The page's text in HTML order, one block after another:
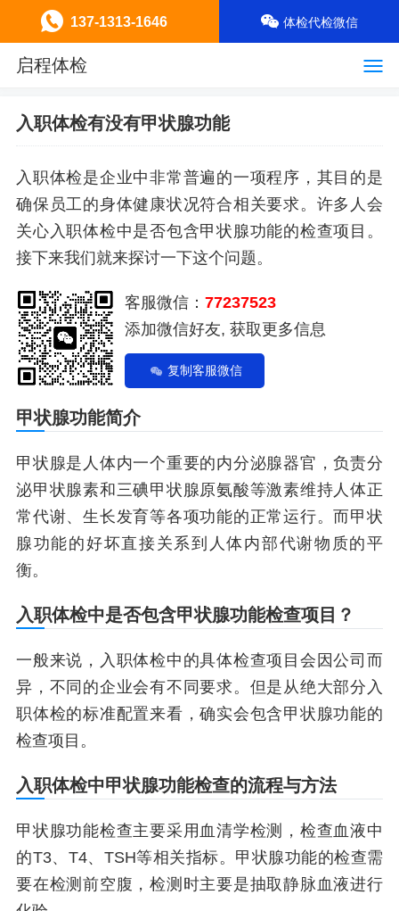
启程体检
入职体检有没有甲状腺功能
入职体检是企业中非常普遍的一项程序，其目的是
确保员工的身体健康状况符合相关要求。许多人会
关心入职体检中是否包含甲状腺功能的检查项目。
接下来我们就来探讨一下这个问题。
客服微信： 77237523
添加微信好友, 获取更多信息
复制客服微信
甲状腺功能简介
甲状腺是人体内一个重要的内分泌腺器官，负责分
泌甲状腺素和三碘甲状腺原氨酸等激素维持人体正
常代谢、生长发育等各项功能的正常运行。而甲状
腺功能的好坏直接关系到人体内部代谢物质的平
衡。
入职体检中是否包含甲状腺功能检查项目？
一般来说，入职体检中的具体检查项目会因公司而
异，不同的企业会有不同要求。但是从绝大部分入
职体检的标准配置来看，确实会包含甲状腺功能的
检查项目。
入职体检中甲状腺功能检查的流程与方法
甲状腺功能检查主要采用血清学检测，检查血液中
的T3、T4、TSH等相关指标。甲状腺功能的检查需
要在检测前空腹，检测时主要是抽取静脉血液进行
137-1313-1646 体检代检微信